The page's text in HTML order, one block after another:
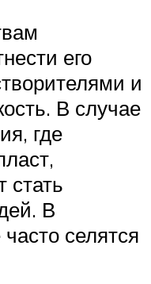
его
и
В случае
где
В
селятся